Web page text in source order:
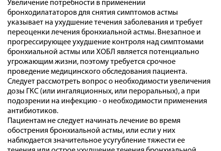
Увеличение потребности в применении
бронходилататоров для снятия симптомов астмы
указывает на ухудшение течения заболевания и требует
переоценки лечения бронхиальной астмы. Внезапное и
прогрессирующее ухудшение контроля над симптомами
бронхиальной астмы или ХОБЛ является потенциально
угрожающим жизни, поэтому требуется срочное
проведение медицинского обследования пациента.
Следует рассмотреть вопрос о необходимости увеличения
дозы ГКС (или ингаляционных, или пероральных), а при
подозрении на инфекцию - о необходимости применения
антибиотиков.
Пациентам не следует начинать лечение во время
обострения бронхиальной астмы, или если у них
наблюдается значительное усугубление тяжести ее